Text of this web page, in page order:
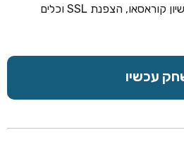
שירות לקוחות 24/7, רישיון קוראסאו, הצפנת SSL וכלים
עכשיו